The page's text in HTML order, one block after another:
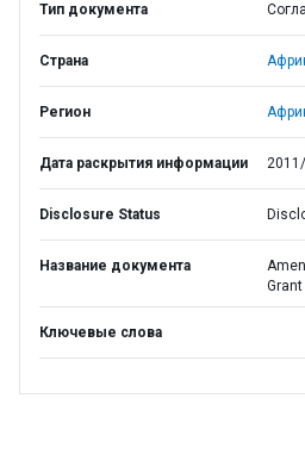
Тип документа
Страна
Регион
Дата раскрытия информации
Disclosure Status
Название документа
Ключевые слова